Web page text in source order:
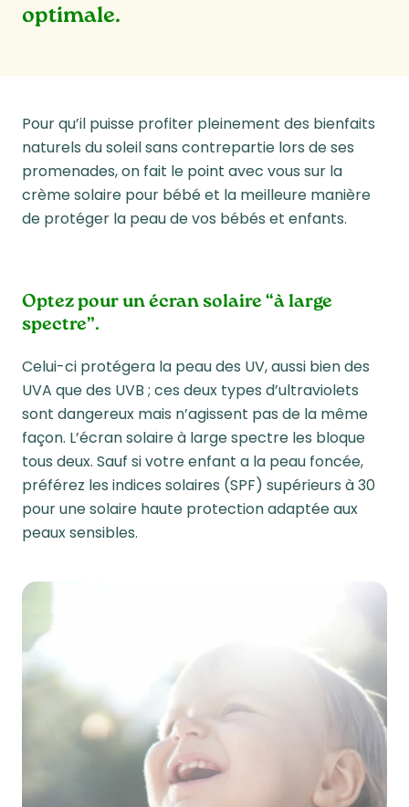
optimale.
Pour qu’il puisse profiter pleinement des bienfaits
naturels du soleil sans contrepartie lors de ses
promenades, on fait le point avec vous sur la
crème solaire pour bébé et la meilleure manière
de protéger la peau de vos bébés et enfants.
Optez pour un écran solaire “à large
spectre”.
Celui-ci protégera la peau des UV, aussi bien des
UVA que des UVB ; ces deux types d’ultraviolets
sont dangereux mais n’agissent pas de la même
façon. L’écran solaire à large spectre les bloque
tous deux. Sauf si votre enfant a la peau foncée,
préférez les indices solaires (SPF) supérieurs à 30
pour une solaire haute protection adaptée aux
peaux sensibles.